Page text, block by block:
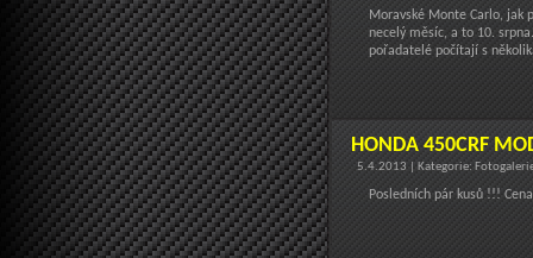
Moravské Monte Carlo, jak
necelý měsíc, a to 10.
pořadatelé počítají s
HONDA 450CRF
5.4.2013 | Kategorie:
Posledních pár kusů !!!